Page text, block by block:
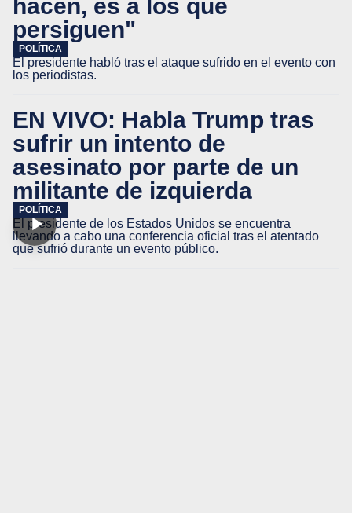
hacen, es a los que
persiguen"
POLÍTICA
El presidente habló tras el ataque sufrido en el evento con
los periodistas.
EN VIVO: Habla Trump tras
sufrir un intento de
asesinato por parte de un
militante de izquierda
POLÍTICA
El presidente de los Estados Unidos se encuentra
llevando a cabo una conferencia oficial tras el atentado
que sufrió durante un evento público.